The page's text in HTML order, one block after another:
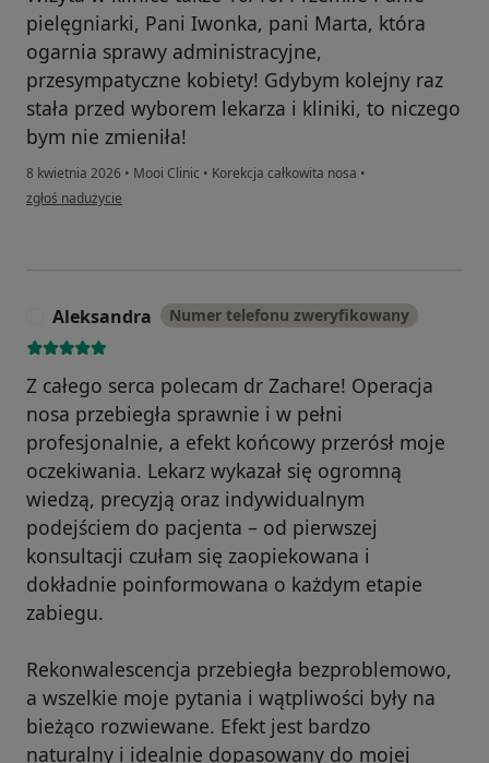
pielęgniarki, Pani Iwonka, pani Marta, która
ogarnia sprawy administracyjne,
przesympatyczne kobiety! Gdybym kolejny raz
stała przed wyborem lekarza i kliniki, to niczego
bym nie zmieniła!
8 kwietnia 2026 • Mooi Clinic • Korekcja całkowita nosa •
w opinii użytkownika Julia P
zgłoś nadużycie
Aleksandra Numer telefonu zweryfikowany
Z całego serca polecam dr Zachare! Operacja
nosa przebiegła sprawnie i w pełni
profesjonalnie, a efekt końcowy przerósł moje
oczekiwania. Lekarz wykazał się ogromną
wiedzą, precyzją oraz indywidualnym
podejściem do pacjenta – od pierwszej
konsultacji czułam się zaopiekowana i
dokładnie poinformowana o każdym etapie
zabiegu.
Rekonwalescencja przebiegła bezproblemowo,
a wszelkie moje pytania i wątpliwości były na
bieżąco rozwiewane. Efekt jest bardzo
naturalny i idealnie dopasowany do mojej